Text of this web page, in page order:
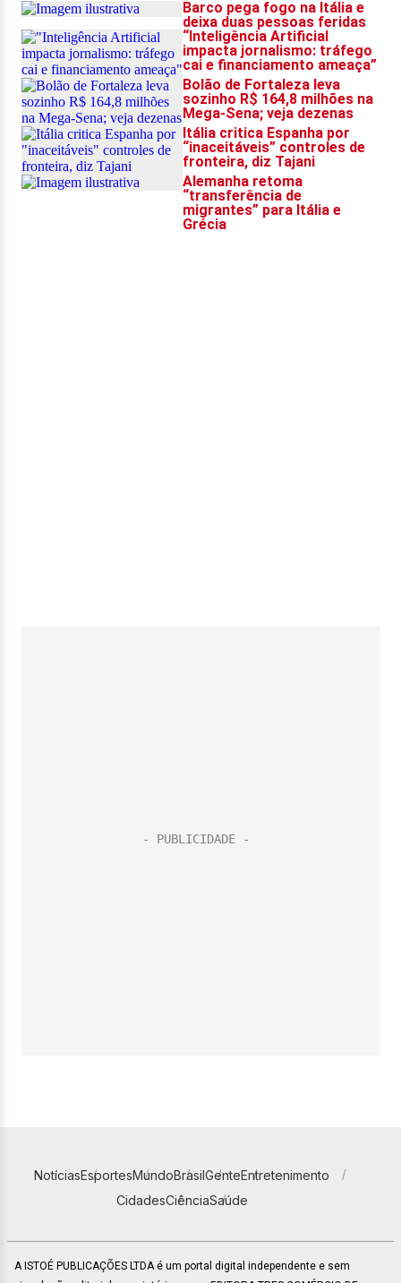
NotíciasEsportesMundoBrasilGenteEntretenimento
CidadesCiênciaSaúde
A ISTOÉ PUBLICAÇÕES LTDA é um portal digital independente e sem